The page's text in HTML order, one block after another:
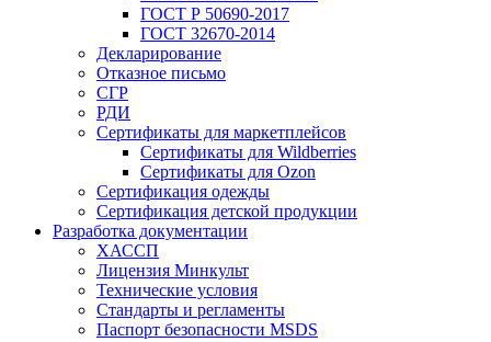
ГОСТ Р 50690-2017
ГОСТ 32670-2014
Декларирование
Отказное письмо
СГР
РДИ
Сертификаты для маркетплейсов
Сертификаты для Wildberries
Сертификаты для Ozon
Сертификация одежды
Сертификация детской продукции
Разработка документации
ХАССП
Лицензия Минкульт
Технические условия
Стандарты и регламенты
Паспорт безопасности MSDS